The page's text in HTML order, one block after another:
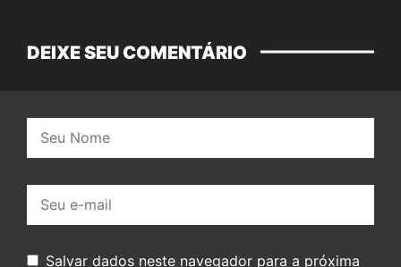
DEIXE SEU COMENTÁRIO
mail:
Salvar dados neste navegador para a próxima